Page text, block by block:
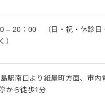
– 20：00 （日・祝・休診日
）
駅南口より紙屋町方面、市内
から徒歩1分